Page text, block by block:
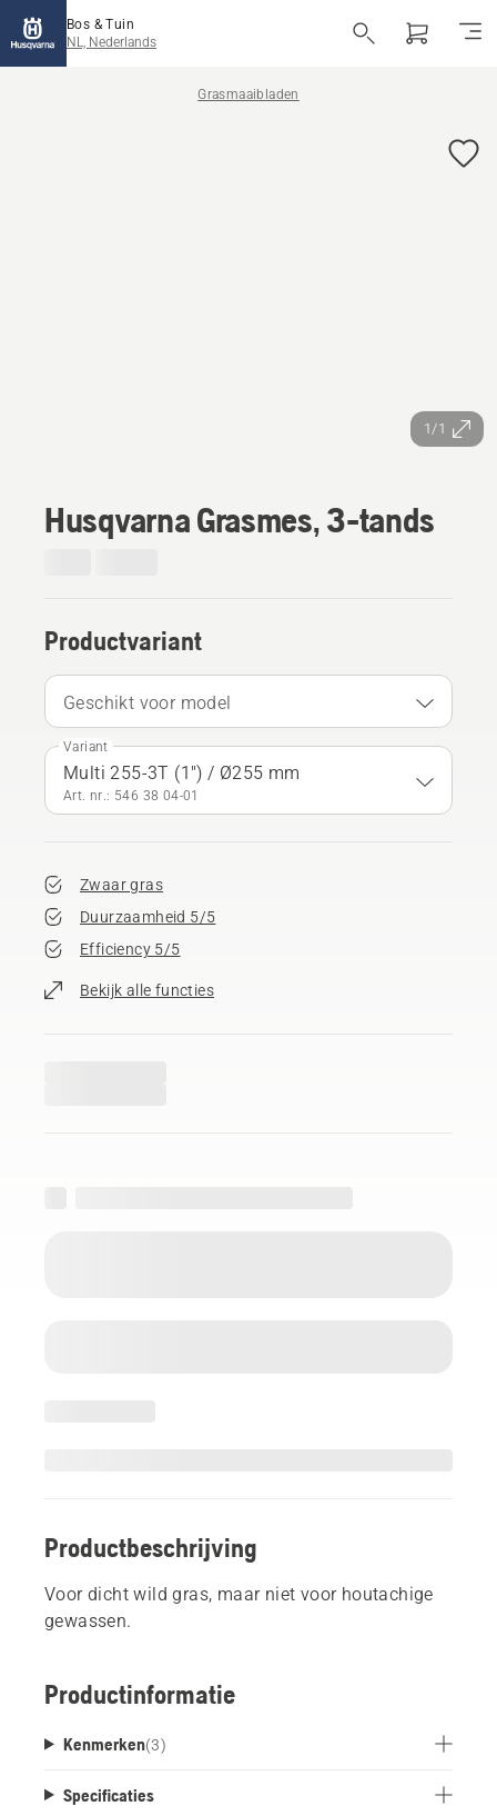
Bos & Tuin
NL, Nederlands
Grasmaaibladen
1/1
Husqvarna Grasmes, 3-tands
Productvariant
Geschikt voor model
Variant
Multi 255-3T (1") / Ø255 mm
Art. nr.: 546 38 04‑01
Zwaar gras
Duurzaamheid 5/5
Efficiency 5/5
Bekijk alle functies
Productbeschrijving
Voor dicht wild gras, maar niet voor houtachige
gewassen.
Productinformatie
Kenmerken(3)
Specificaties